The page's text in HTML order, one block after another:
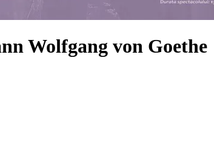
Wolfgang von Goethe